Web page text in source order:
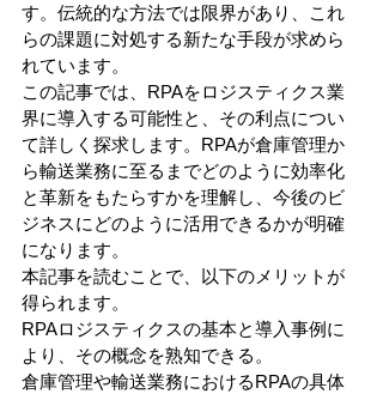
す。伝統的な方法では限界があり、これ
らの課題に対処する新たな手段が求めら
れています。
この記事では、RPAをロジスティクス業
界に導入する可能性と、その利点につい
て詳しく探求します。RPAが倉庫管理か
ら輸送業務に至るまでどのように効率化
と革新をもたらすかを理解し、今後のビ
ジネスにどのように活用できるかが明確
になります。
本記事を読むことで、以下のメリットが
得られます。
RPAロジスティクスの基本と導入事例に
より、その概念を熟知できる。
倉庫管理や輸送業務におけるRPAの具体